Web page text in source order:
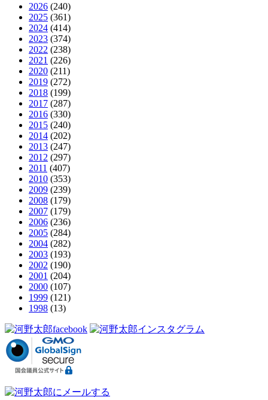
2026 (240)
2025 (361)
2024 (414)
2023 (374)
2022 (238)
2021 (226)
2020 (211)
2019 (272)
2018 (199)
2017 (287)
2016 (330)
2015 (240)
2014 (202)
2013 (247)
2012 (297)
2011 (407)
2010 (353)
2009 (239)
2008 (179)
2007 (179)
2006 (236)
2005 (284)
2004 (282)
2003 (193)
2002 (190)
2001 (204)
2000 (107)
1999 (121)
1998 (13)